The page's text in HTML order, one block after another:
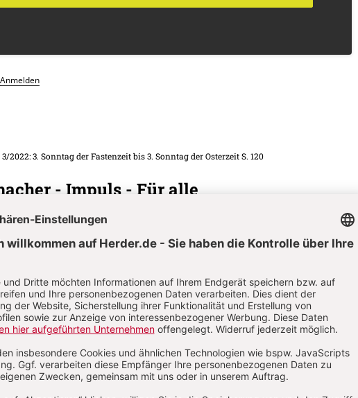
Anmelden
3/2022: 3. Sonntag der Fastenzeit bis 3. Sonntag der Osterzeit S. 120
- Impuls - Für alle
3/2022: 3. Sonntag der Fastenzeit bis 3. Sonntag der Osterzeit S. 115-120
- Andacht - Für alle
3/2022: 3. Sonntag der Fastenzeit bis 3. Sonntag der Osterzeit S. 103-108
Wort-Gottes-
am 2. Sonntag der Osterzeit